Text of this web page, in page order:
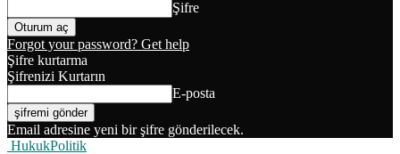
Şifre
Forgot your password? Get help
Şifre kurtarma
Şifrenizi Kurtarın
E-posta
Email adresine yeni bir şifre gönderilecek.
HukukPolitik